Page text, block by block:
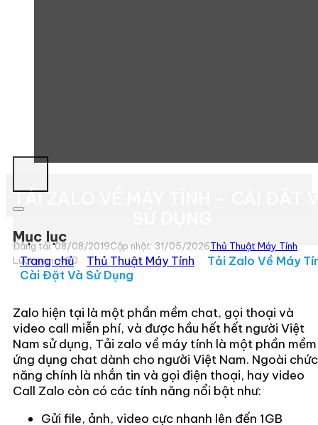
TẢI ZALO VỀ MÁY TÍNH – CÀI ĐẶT
Trang chủ» Thủ Thuật Máy Tính
Tải Zalo Về Máy
Cài Đặt Và Sử Dụng
Đăng tải: 08/08/2019Cập nhật: 31/05/2026Thủ Thuật Máy Tính
Lượt xem: 490
Mục lục
Zalo hiện tại là một phần mềm chat, gọi thoại và
video call miễn phí, và được hầu hết hết người Việt
Nam sử dụng, Tải zalo về máy tính là một phần mềm
ứng dụng chat dành cho người Việt Nam. Ngoài chức
năng chính là nhắn tin và gọi điện thoại, hay video
Call Zalo còn có các tính năng nổi bật như:
Gửi file, ảnh, video cực nhanh lên đến 1GB